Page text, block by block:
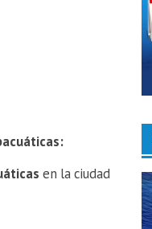
en la ciudad